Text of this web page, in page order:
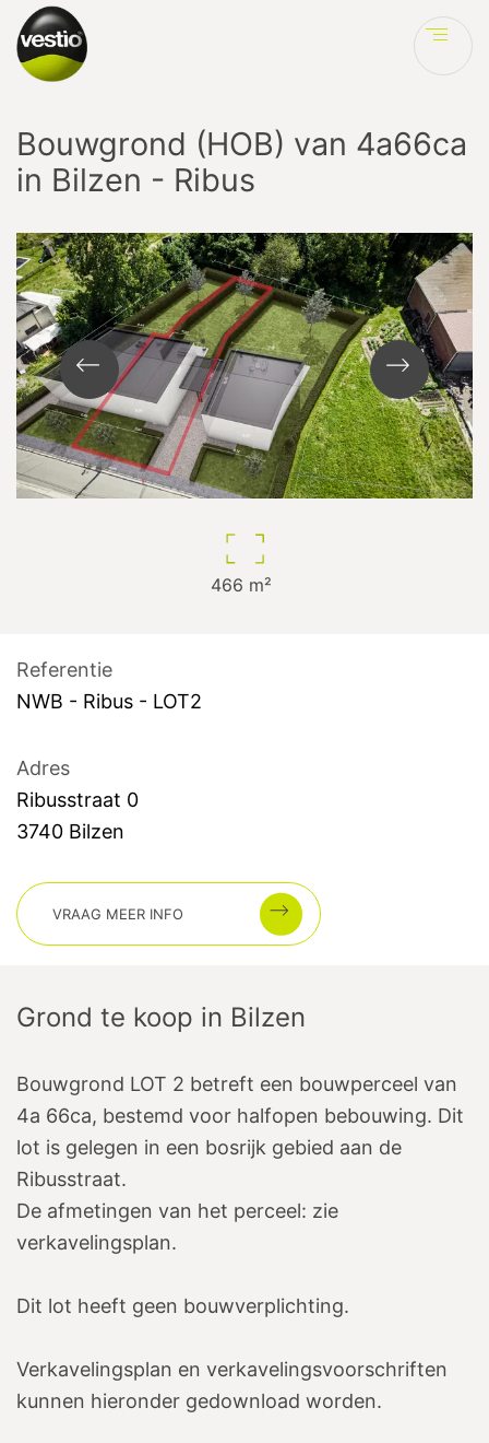
Bouwgrond (HOB) van 4a66ca
in Bilzen - Ribus
466 m²
Referentie
NWB - Ribus - LOT2
Adres
Ribusstraat 0
3740 Bilzen
VRAAG MEER INFO
Grond te koop in Bilzen
Bouwgrond LOT 2 betreft een bouwperceel van
4a 66ca, bestemd voor halfopen bebouwing. Dit
lot is gelegen in een bosrijk gebied aan de
Ribusstraat.
De afmetingen van het perceel: zie
verkavelingsplan.
Dit lot heeft geen bouwverplichting.
Verkavelingsplan en verkavelingsvoorschriften
kunnen hieronder gedownload worden.